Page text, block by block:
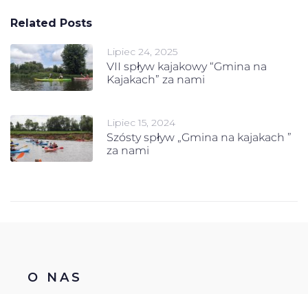
Related Posts
Lipiec 24, 2025
VII spływ kajakowy “Gmina na
Kajakach” za nami
Lipiec 15, 2024
Szósty spływ „Gmina na kajakach ”
za nami
O NAS